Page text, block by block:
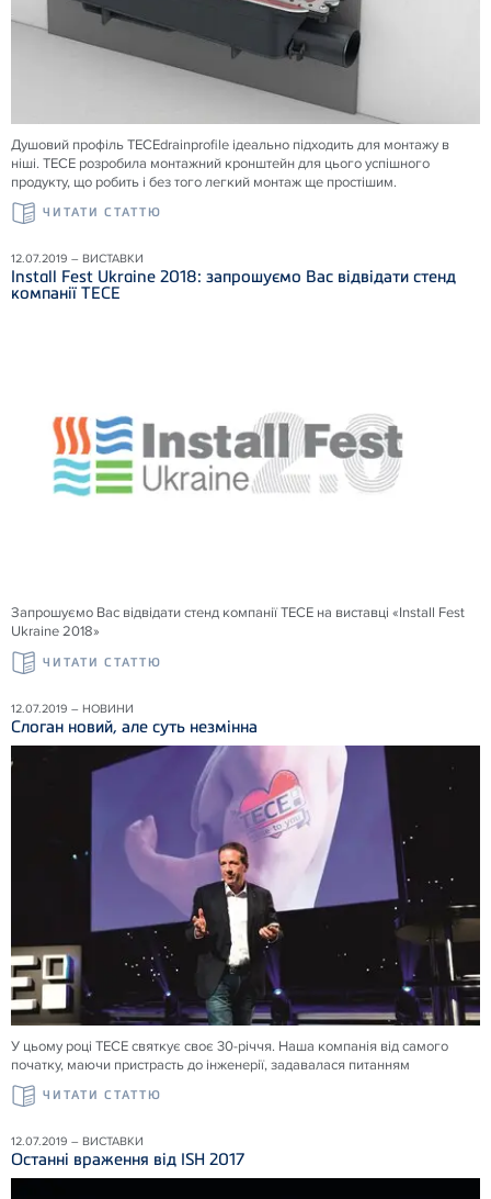
Душовий профіль TECEdrainprofile ідеально підходить для монтажу в
ніші. TECE розробила монтажний кронштейн для цього успішного
продукту, що робить і без того легкий монтаж ще простішим.
ЧИТАТИ СТАТТЮ
12.07.2019 – ВИСТАВКИ
Install Fest Ukraine 2018: запрошуємо Вас відвідати стенд
компанії ТЕСЕ
Запрошуємо Вас відвідати стенд компанії ТЕСЕ на виставці «Install Fest
Ukraine 2018»
ЧИТАТИ СТАТТЮ
12.07.2019 – НОВИНИ
Слоган новий, але суть незмінна
У цьому році ТЕСЕ святкує своє 30-річчя. Наша компанія від самого
початку, маючи пристрасть до інженерії, задавалася питанням
ЧИТАТИ СТАТТЮ
12.07.2019 – ВИСТАВКИ
Останні враження від ISH 2017